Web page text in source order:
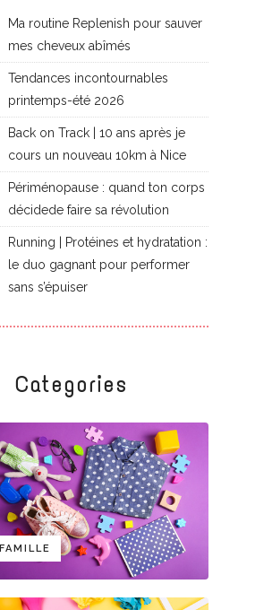
Ma routine Replenish pour sauver
mes cheveux abîmés
Tendances incontournables
printemps-été 2026
Back on Track | 10 ans après je
cours un nouveau 10km à Nice
Périménopause : quand ton corps
décidede faire sa révolution
Running | Protéines et hydratation :
le duo gagnant pour performer
sans s’épuiser
Categories
FAMILLE